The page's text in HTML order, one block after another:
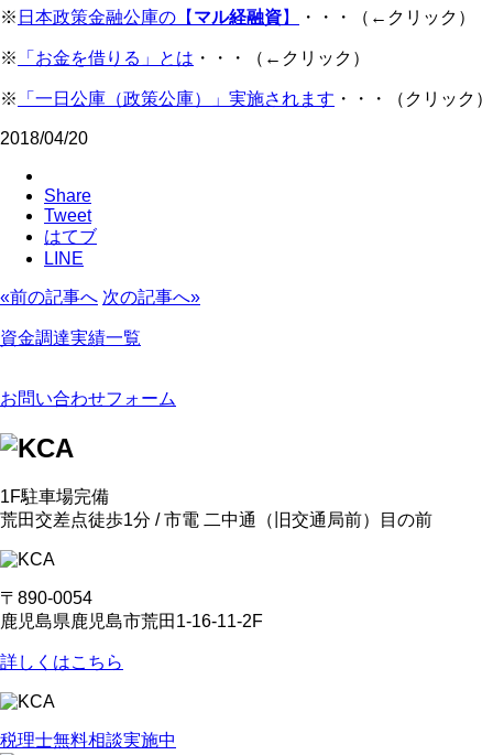
※ 日本政策金融公庫の【 マル経融資】 ・・・（←クリック）
※ 「お金を借りる」とは ・・・（←クリック）
※ 「一日公庫（政策公庫）」実施されます ・・・（クリック）
2018/04/20
Share
Tweet
はてブ
LINE
«前の記事へ 次の記事へ»
資金調達実績一覧
お問い合わせフォーム
1F駐車場完備
荒田交差点徒歩1分 / 市電 二中通
（旧交通局前） 目の前
〒890-0054
鹿児島県鹿児島市荒田1-16-11-2F
詳しくはこちら
税理士無料相談実施中